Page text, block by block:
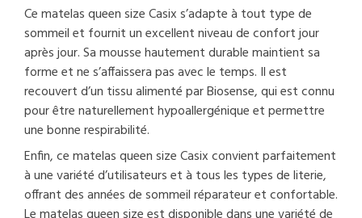
Ce matelas queen size Casix s’adapte à tout type de
sommeil et fournit un excellent niveau de confort jour
après jour. Sa mousse hautement durable maintient sa
forme et ne s’affaissera pas avec le temps. Il est
recouvert d’un tissu alimenté par Biosense, qui est connu
pour être naturellement hypoallergénique et permettre
une bonne respirabilité.
Enfin, ce matelas queen size Casix convient parfaitement
à une variété d’utilisateurs et à tous les types de literie,
offrant des années de sommeil réparateur et confortable.